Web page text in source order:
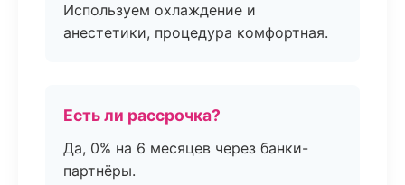
Используем охлаждение и
анестетики, процедура комфортная.
Есть ли рассрочка?
Да, 0% на 6 месяцев через банки-
партнёры.